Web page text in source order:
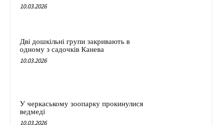
10.03.2026
Дві дошкільні групи закривають в
одному з садочків Канева
10.03.2026
У черкаському зоопарку прокинулися
ведмеді
10.03.2026